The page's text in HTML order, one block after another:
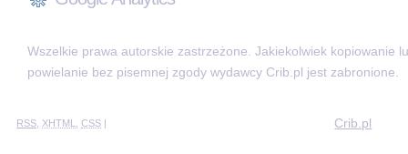
Wszelkie prawa autorskie zastrzeżone. Jakiekolwiek kopiowanie
powielanie bez pisemnej zgody wydawcy Crib.pl jest zabronione.
RSS XHTML CSS Crib.pl